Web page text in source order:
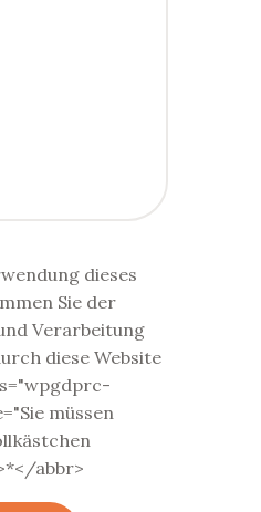
dieses
Sie der
Verarbeitung
diese Website
müssen
abbr>